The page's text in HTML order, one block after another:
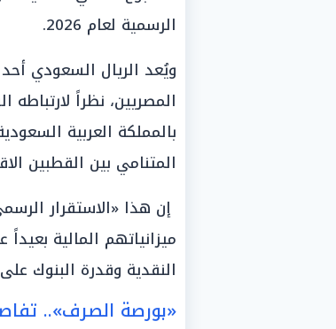
الرسمية لعام 2026.
ويُعد الريال السعودي
المصريين، نظراً
بالمملكة العربية
المتنامي بين القطبين
إن هذا «الاستقرار
ميزانياتهم المالية
النقدية وقدرة البنوك
«بورصة الصرف»..